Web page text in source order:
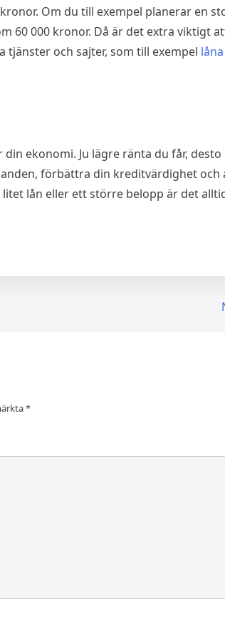
Om du till exempel planerar en
60 000 kronor. Då är det extra viktigt
och sajter, som till exempel
ekonomi. Ju lägre ränta du får,
förbättra din kreditvärdighet och
lån eller ett större belopp är det
*